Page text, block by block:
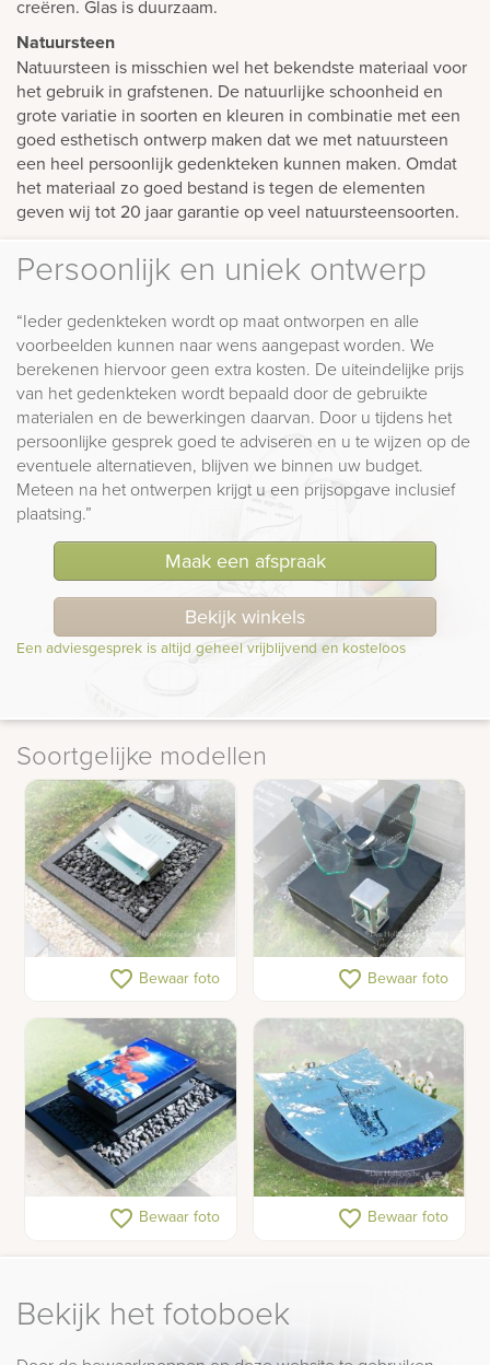
creëren. Glas is duurzaam.
Natuursteen
Natuursteen is misschien wel het bekendste materiaal voor
het gebruik in grafstenen. De natuurlijke schoonheid en
grote variatie in soorten en kleuren in combinatie met een
goed esthetisch ontwerp maken dat we met natuursteen
een heel persoonlijk gedenkteken kunnen maken. Omdat
het materiaal zo goed bestand is tegen de elementen
geven wij tot 20 jaar garantie op veel natuursteensoorten.
Persoonlijk en uniek ontwerp
“Ieder gedenkteken wordt op maat ontworpen en alle
voorbeelden kunnen naar wens aangepast worden. We
berekenen hiervoor geen extra kosten. De uiteindelijke prijs
van het gedenkteken wordt bepaald door de gebruikte
materialen en de bewerkingen daarvan. Door u tijdens het
persoonlijke gesprek goed te adviseren en u te wijzen op de
eventuele alternatieven, blijven we binnen uw budget.
Meteen na het ontwerpen krijgt u een prijsopgave inclusief
plaatsing.”
Maak een afspraak
Bekijk winkels
Een adviesgesprek is altijd geheel vrijblijvend en kosteloos
Soortgelijke modellen
Urn monument van glas
favorite_border Bewaar foto Urnengraf vlinder
favorite_border Bewaar foto
Urnengraffavorite_border Bewaar foto Urnengraffavorite_border Bewaar foto
Bekijk het fotoboek